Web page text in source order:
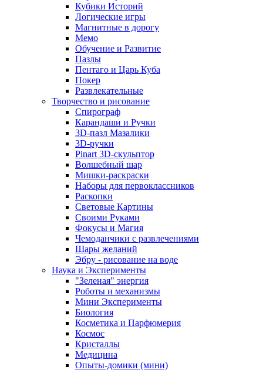
Кубики Историй
Логические игры
Магнитные в дорогу
Мемо
Обучение и Развитие
Пазлы
Пентаго и Царь Куба
Покер
Развлекательные
Творчество и рисование
Спирограф
Карандаши и Ручки
3D-пазл Мазалики
3D-ручки
Pinart 3D-скульптор
Волшебный шар
Мишки-раскраски
Наборы для первоклассников
Раскопки
Световые Картины
Своими Руками
Фокусы и Магия
Чемоданчики с развлечениями
Шары желаний
Эбру - рисование на воде
Наука и Эксперименты
"Зеленая" энергия
Роботы и механизмы
Мини Эксперименты
Биология
Косметика и Парфюмерия
Космос
Кристаллы
Медицина
Опыты-домики (мини)